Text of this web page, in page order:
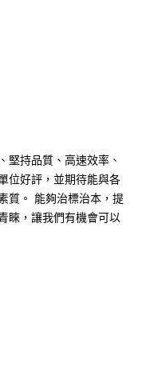
堅持品質、高速效率、
位好評，並期待能與各
質。 能夠治標治本，提
睞，讓我們有機會可以